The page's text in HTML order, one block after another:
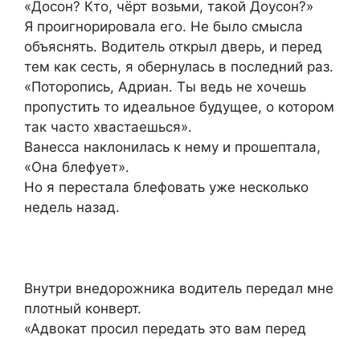
«Досон? Кто, чёрт возьми, такой Доусон?»
Я проигнорировала его. Не было смысла
объяснять. Водитель открыл дверь, и перед
тем как сесть, я обернулась в последний раз.
«Поторопись, Адриан. Ты ведь не хочешь
пропустить то идеальное будущее, о котором
так часто хвастаешься».
Ванесса наклонилась к нему и прошептала,
«Она блефует».
Но я перестала блефовать уже несколько
недель назад.
Внутри внедорожника водитель передал мне
плотный конверт.
«Адвокат просил передать это вам перед